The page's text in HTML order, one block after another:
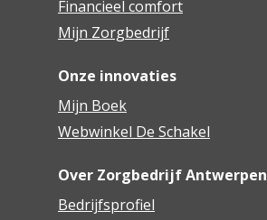
Financieel comfort
Mijn Zorgbedrijf
Onze innovaties
Mijn Boek
Webwinkel De Schakel
Over Zorgbedrijf Antwerpen
Bedrijfsprofiel